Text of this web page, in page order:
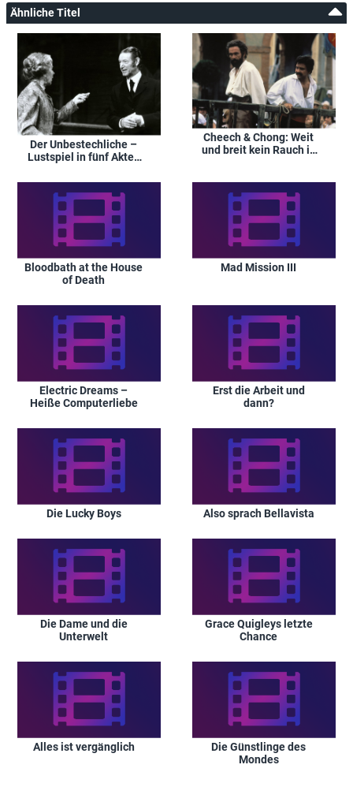
Ähnliche Titel
Der Unbestechliche –
Lustspiel in fünf Akten
Hofmannsthal
Cheech & Chong: Weit
und breit kein Rauch in
Bloodbath at the House
of Death
Mad Mission III
Electric Dreams –
Heiße Computerliebe
Erst die Arbeit und
dann?
Die Lucky Boys Also sprach Bellavista
Die Dame und die
Unterwelt
Grace Quigleys letzte
Chance
Alles ist vergänglich
Die Günstlinge des
Mondes